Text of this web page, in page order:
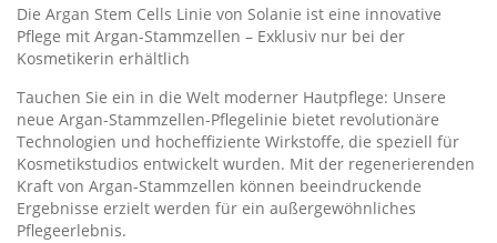
Die Argan Stem Cells Linie von Solanie ist eine innovative
Pflege mit Argan-Stammzellen – Exklusiv nur bei der
Kosmetikerin erhältlich
Tauchen Sie ein in die Welt moderner Hautpflege: Unsere
neue Argan-Stammzellen-Pflegelinie bietet revolutionäre
Technologien und hocheffiziente Wirkstoffe, die speziell für
Kosmetikstudios entwickelt wurden. Mit der regenerierenden
Kraft von Argan-Stammzellen können beeindruckende
Ergebnisse erzielt werden für ein außergewöhnliches
Pflegeerlebnis.